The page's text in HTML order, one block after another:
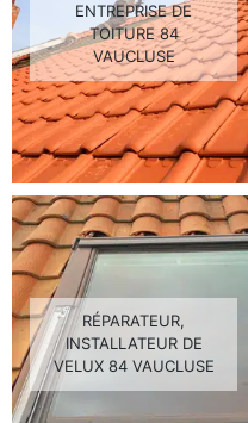
ENTREPRISE DE
TOITURE 84
VAUCLUSE
RÉPARATEUR,
INSTALLATEUR DE
VELUX 84 VAUCLUSE